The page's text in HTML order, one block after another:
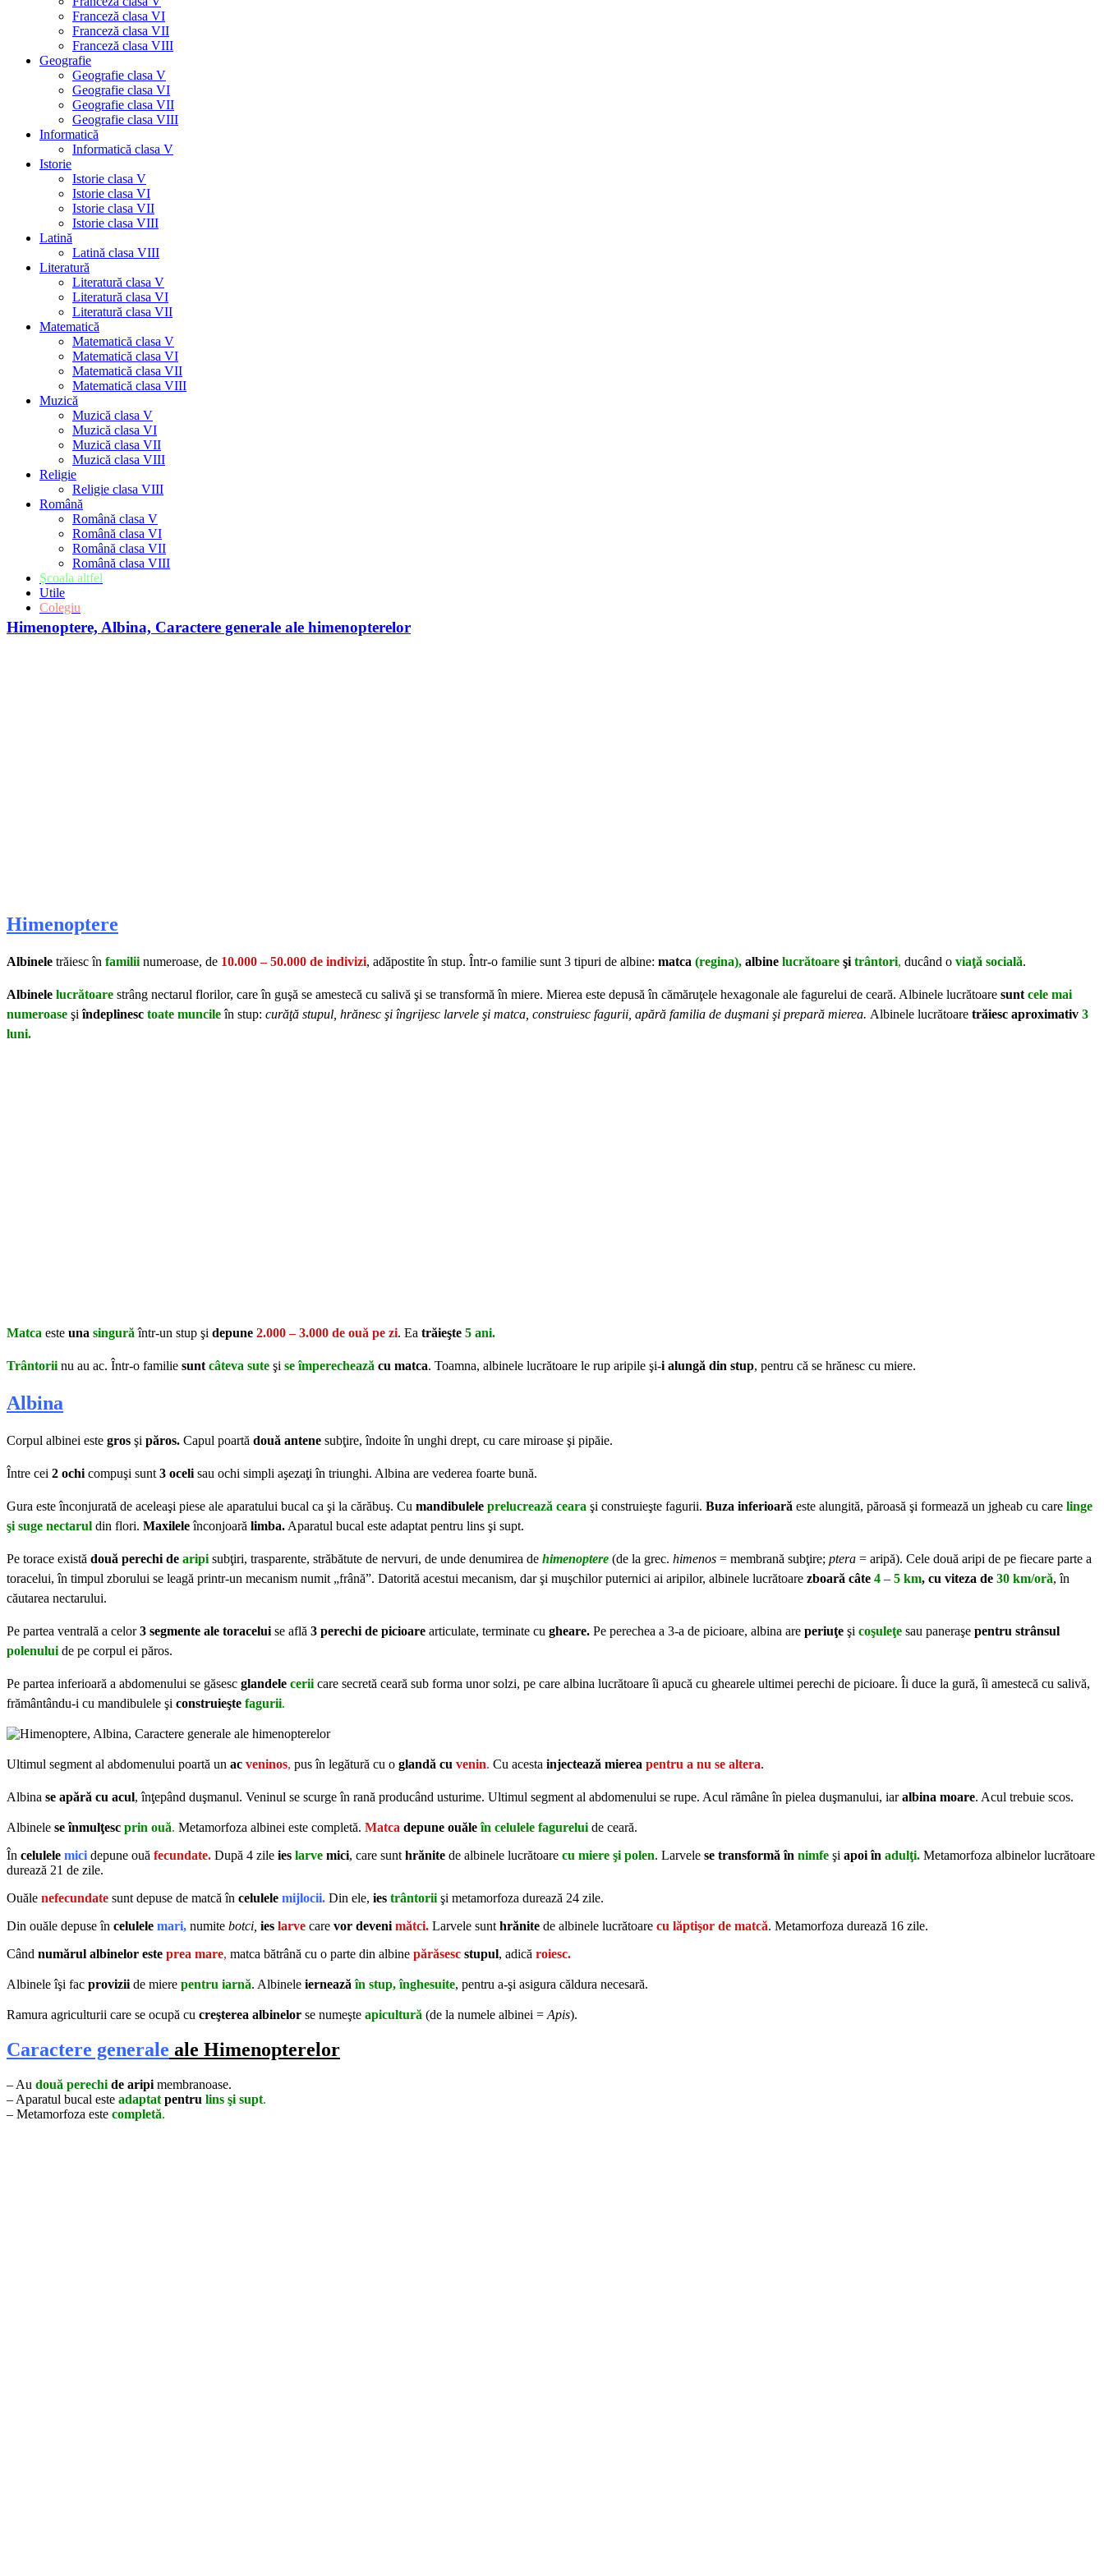
Franceză clasa VI
Franceză clasa VII
Franceză clasa VIII
Geografie
Geografie clasa V
Geografie clasa VI
Geografie clasa VII
Geografie clasa VIII
Informatică
Informatică clasa V
Istorie
Istorie clasa V
Istorie clasa VI
Istorie clasa VII
Istorie clasa VIII
Latină
Latină clasa VIII
Literatură
Literatură clasa V
Literatură clasa VI
Literatură clasa VII
Matematică
Matematică clasa V
Matematică clasa VI
Matematică clasa VII
Matematică clasa VIII
Muzică
Muzică clasa V
Muzică clasa VI
Muzică clasa VII
Muzică clasa VIII
Religie
Religie clasa VIII
Română
Română clasa V
Română clasa VI
Română clasa VII
Română clasa VIII
Şcoala altfel
Utile
Colegiu
Himenoptere, Albina, Caractere generale ale himenopterelor
Himenoptere
Albinele trăiesc în familii numeroase, de 10.000 – 50.000 de indivizi, adăpostite în stup. Într-o familie sunt 3 tipuri de albine: matca (regina), albine lucrătoare şi trântori, ducând o viaţă socială.
Albinele lucrătoare strâng nectarul florilor, care în guşă se amestecă cu salivă şi se transformă în miere. Mierea este depusă în cămăruţele hexagonale ale fagurelui de ceară. Albinele lucrătoare sunt cele mai
numeroase şiîndeplinesc toate muncileîn stup: curăţă stupul, hrănesc şi îngrijesc larvele şi matca, construiesc fagurii, apără familia de duşmani şi prepară mierea. Albinele lucrătoare trăiesc aproximativ 3
luni.
Matca este una singură într-un stup şi depune 2.000 – 3.000 de ouă pe zi. Ea trăieşte 5 ani.
Trântorii nu au ac. Într-o familie sunt câteva sute şi se împerechează cu matca. Toamna, albinele lucrătoare le rup aripile şi-i alungă din stup, pentru că se hrănesc cu miere.
Albina
Corpul albinei este gros şi păros. Capul poartă două antene subţire, îndoite în unghi drept, cu care miroase şi pipăie.
Între cei 2 ochi compuşi sunt 3 oceli sau ochi simpli aşezaţi în triunghi. Albina are vederea foarte bună.
Gura este înconjurată de aceleaşi piese ale aparatului bucal ca şi la cărăbuş. Cu mandibulele prelucrează ceara şi construieşte fagurii. Buza inferioară este alungită, păroasă şi formează un jgheab cu care linge
şi suge nectarul din flori. Maxileleînconjoară limba. Aparatul bucal este adaptat pentru lins şi supt.
Pe torace există două perechi de aripi subţiri, trasparente, străbătute de nervuri, de unde denumirea de himenoptere (de la grec. himenos = membrană subţire; ptera = aripă). Cele două aripi de pe fiecare parte a
toracelui, în timpul zborului se leagă printr-un mecanism numit „frână”. Datorită acestui mecanism, dar şi muşchilor puternici ai aripilor, albinele lucrătoare zboară câte 4 – 5 km, cu viteza de 30 km/oră, în
căutarea nectarului.
Pe partea ventrală a celor3 segmente ale toracelui se află 3 perechi de picioare articulate, terminate cu gheare. Pe perechea a 3-a de picioare, albina are periuţe şi coşuleţe sau paneraşe pentru strânsul
polenului de pe corpul ei păros.
Pe partea inferioară a abdomenului se găsesc glandele cerii care secretă ceară sub forma unor solzi, pe care albina lucrătoare îi apucă cu ghearele ultimei perechi de picioare. Îi duce la gură, îi amestecă cu salivă,
frământându-i cu mandibulele şi construieşte fagurii.
Ultimul segment al abdomenului poartă un ac veninos, pus în legătură cu o glandă cu venin. Cu acesta injectează mierea pentru a nu se altera.
Albina se apără cu acul, înţepând duşmanul. Veninul se scurge în rană producând usturime. Ultimul segment al abdomenului se rupe. Acul rămâne în pielea duşmanului, iaralbina moare. Acul trebuie scos.
Albinele se înmulţesc prin ouă. Metamorfoza albinei este completă. Matca depune ouăleîn celulele fagurelui de ceară.
În celulele mici depune ouă fecundate. După 4 zile ies larve mici, care sunt hrănite de albinele lucrătoare cu miere şi polen. Larvele se transformă în nimfe şi apoi în adulţi. Metamorfoza albinelor lucrătoare
durează 21 de zile.
Ouăle nefecundate sunt depuse de matcă în celulele mijlocii. Din ele, ies trântorii şi metamorfoza durează 24 zile.
Din ouăle depuse în celulele mari, numite botci, ies larve care vor deveni mătci. Larvele sunt hrănite de albinele lucrătoare cu lăptişor de matcă. Metamorfoza durează 16 zile.
Când numărul albinelor este prea mare, matca bătrână cu o parte din albine părăsesc stupul, adică roiesc.
Albinele îşi fac provizii de miere pentru iarnă. Albinele iernează în stup, înghesuite, pentru a-şi asigura căldura necesară.
Ramura agriculturii care se ocupă cu creşterea albinelor se numeşte apicultură (de la numele albinei = Apis).
Caractere generale ale Himenopterelor
– Au două perechi de aripi membranoase.
– Aparatul bucal este adaptat pentru lins şi supt.
– Metamorfoza este completă.